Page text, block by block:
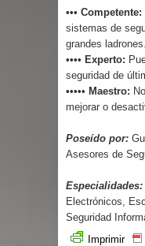
••• Competente:
sistemas de
grandes ladrones.
•••• Experto:
seguridad de
••••• Maestro:
mejorar o
Poseído por:
Asesores de
Especialidades:
Electrónicos,
Seguridad
Imprimir